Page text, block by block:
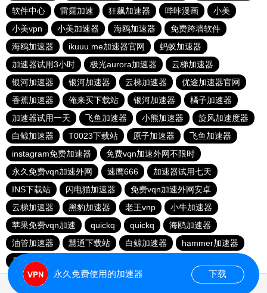
软件中心
雷霆加速 狂飙加速器 哔咔漫画
小美
小美vpn
小美加速器 海鸥加速器
免费跨墙软件
海鸥加速器
ikuuu.me加速器官网
蚂蚁加速器
加速器试用3小时
极光aurora加速器
云梯加速器
银河加速器
银河加速器 云梯加速器
优途加速器官网
香蕉加速器
俺来买下载站 银河加速器
橘子加速器
加速器试用一天
飞鱼加速器 小熊加速器
旋风加速度器
白鲸加速器
T0023下载站 原子加速器
飞鱼加速器
instagram免费加速器
免费vqn加速外网不限时
永久免费vqn加速外网
速鹰666
加速器试用七天
INS下载站
闪电猫加速器
免费vqn加速外网安卓
云梯加速器
黑豹加速器 老王vnp
小牛加速器
苹果免费vqn加速
quickq quickq
海鸥加速器
油管加速器
慧通下载站 白鲸加速器
hammer加速器
暴雪加速器vp
永久免费使用的加速器 下载